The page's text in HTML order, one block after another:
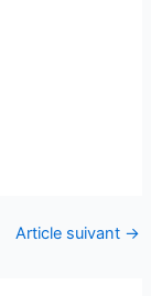
Article suivant →